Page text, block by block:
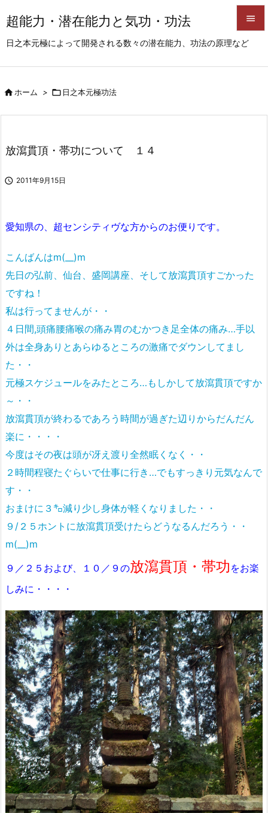
超能力・潜在能力と気功・功法
日之本元極によって開発される数々の潜在能力、功法の原理など


前へ
ホーム >  日之本元極功法
放瀉貫頂・帯功について １４
 2011年9月15日
愛知県の、超センシティヴな方からのお便りです。
こんばんはm(__)m
先日の弘前、仙台、盛岡講座、そして放瀉貫頂すごかった
ですね！
私は行ってませんが・・
４日間,頭痛腰痛喉の痛み胃のむかつき足全体の痛み…手以
外は全身ありとあらゆるところの激痛でダウンしてまし
た・・
元極スケジュールをみたところ…もしかして放瀉貫頂ですか
～・・
放瀉貫頂が終わるであろう時間が過ぎた辺りからだんだん
楽に・・・・
今度はその夜は頭が冴え渡り全然眠くなく・・
２時間程寝たぐらいで仕事に行き…でもすっきり元気なんで
す・・
おまけに３㌔減り少し身体が軽くなりました・・
９/２５ホントに放瀉貫頂受けたらどうなるんだろう・・
m(__)m
９／２５および、１０／９の放瀉貫頂・帯功 をお楽
しみに・・・・